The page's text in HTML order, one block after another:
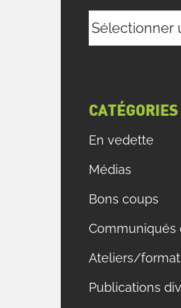
Archives
CATÉGORIES
En vedette
Médias
Bons coups
Communiqués
Ateliers/
Publications